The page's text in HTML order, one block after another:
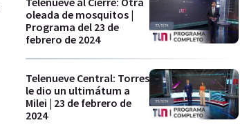
oleada de mosquitos |
Programa del 23 de
febrero de 2024
Telenueve Central: Torres
le dio un ultimátum a
Milei | 23 de febrero de
2024